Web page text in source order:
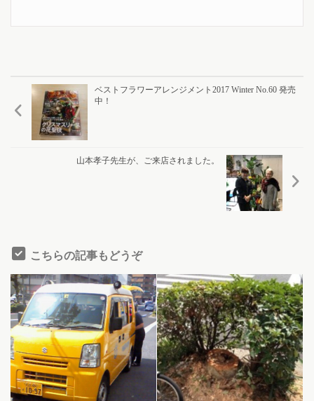
ベストフラワーアレンジメント2017 Winter No.60 発売
中！
山本孝子先生が、ご来店されました。
こちらの記事もどうぞ